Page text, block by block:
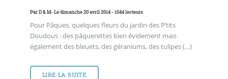
ParD & M- Le dimanche 20 avril 2014 - 1044 lecteurs
Pour Pâques, quelques fleurs du jardin des P’tits
Doudous : des pâquerettes bien évidement mais
également des bleuets, des géraniums, des tulipes (…)
LIRE LA SUITE